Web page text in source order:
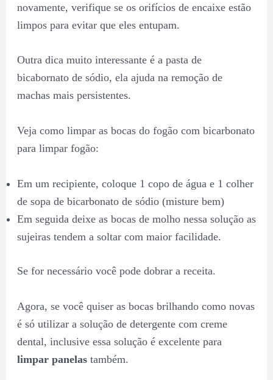
novamente, verifique se os orifícios de encaixe estão
limpos para evitar que eles entupam.
Outra dica muito interessante é a pasta de
bicabornato de sódio, ela ajuda na remoção de
machas mais persistentes.
Veja como limpar as bocas do fogão com bicarbonato
para limpar fogão:
Em um recipiente, coloque 1 copo de água e 1 colher
de sopa de bicarbonato de sódio (misture bem)
Em seguida deixe as bocas de molho nessa solução as
sujeiras tendem a soltar com maior facilidade.
Se for necessário você pode dobrar a receita.
Agora, se você quiser as bocas brilhando como novas
é só utilizar a solução de detergente com creme
dental, inclusive essa solução é excelente para
limpar panelastambém.